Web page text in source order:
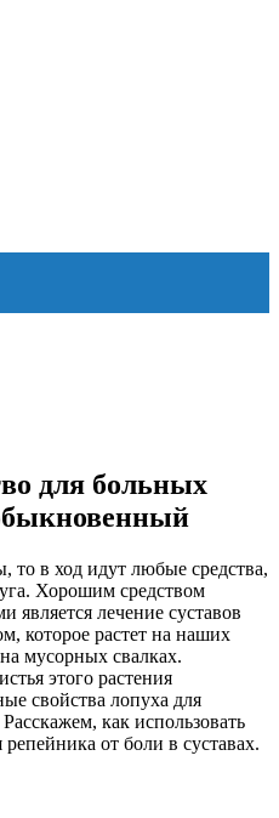
для больных
то в ход идут любые средства,
Хорошим средством
является лечение суставов
которое растет на наших
мусорных свалках.
этого растения
свойства лопуха для
как использовать
от боли в суставах.